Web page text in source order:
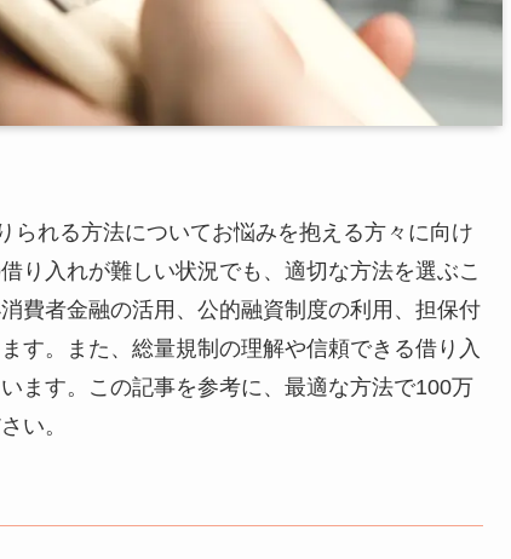
られる方法についてお悩みを抱える方々に向け
り入れが難しい状況でも、適切な方法を選ぶこ
費者金融の活用、公的融資制度の利用、担保付
す。また、総量規制の理解や信頼できる借り入
ます。この記事を参考に、最適な方法で100万
い。